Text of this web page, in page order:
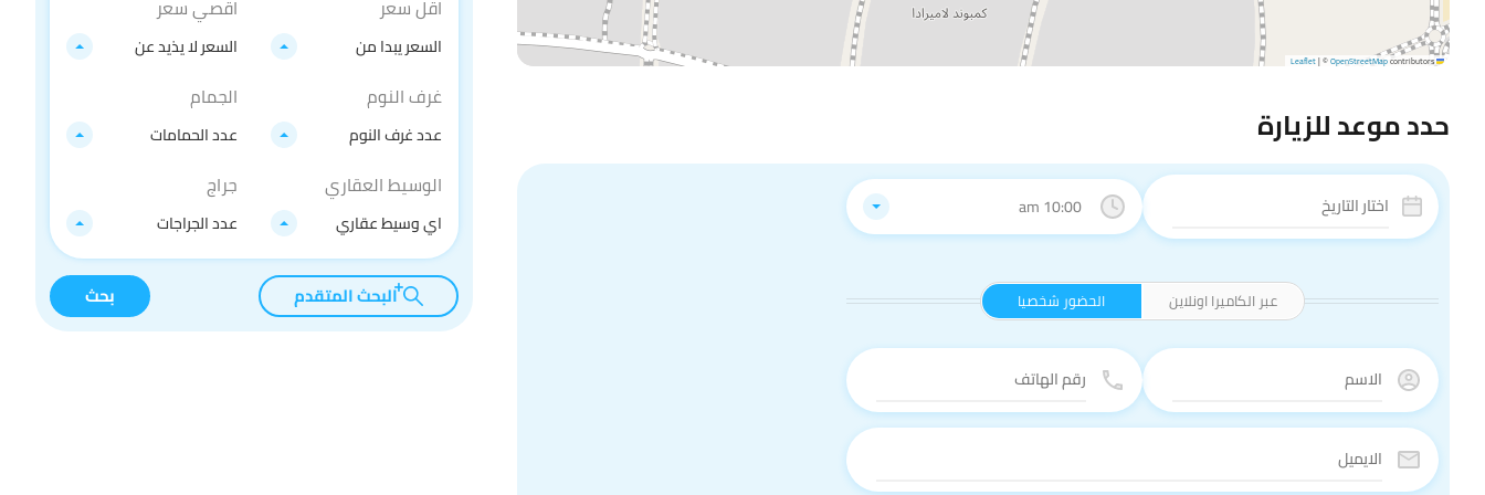
Leaflet
|©OpenStreetMapcontributors
حدد موعد للزيارة
10:00 am
الحضور شخصيا عبر الكاميرا اونلاين
اقل سعر
السعر يبدا من
اقصي سعر
السعر لا يذيد عن
غرف النوم
عدد غرف النوم
الجمام
عدد الحمامات
الوسيط العقاري
اي وسيط عقاري
جراج
عدد الجراجات
البحث المتقدم بحث